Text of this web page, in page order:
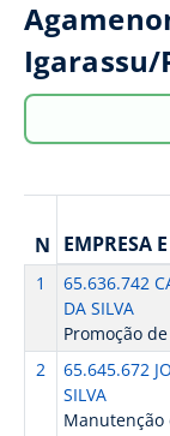
Igarassu/
N EMPRESA
1
65.636.742
DA SILVA
Promoção
2
65.645.672
SILVA
Manutenção